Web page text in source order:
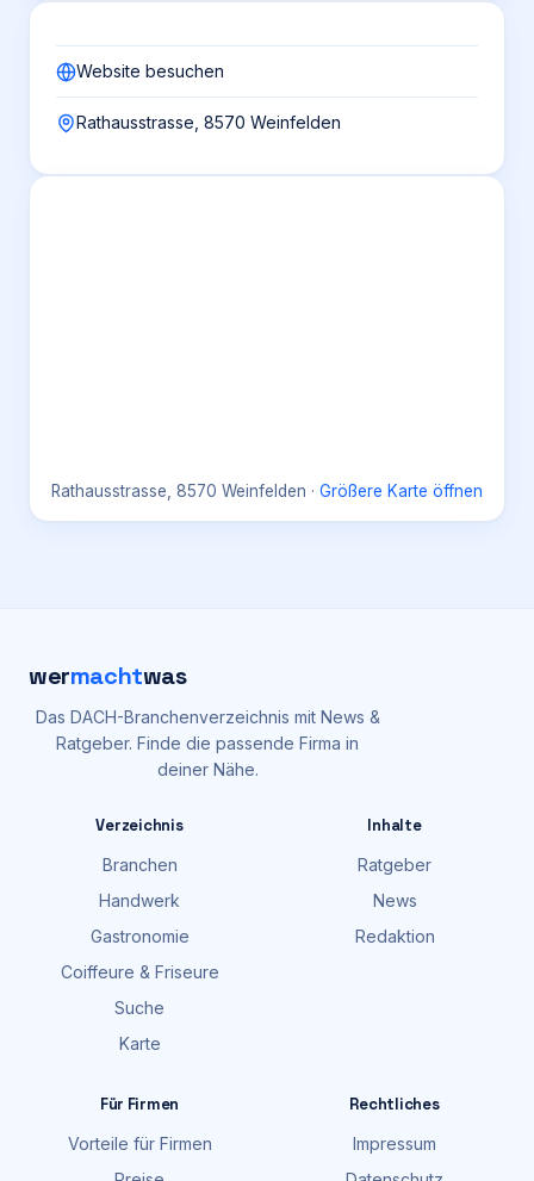
Website besuchen
Rathausstrasse, 8570 Weinfelden
Rathausstrasse, 8570 Weinfelden · Größere Karte öffnen
wermachtwas
Das DACH-Branchenverzeichnis mit News &
Ratgeber. Finde die passende Firma in
deiner Nähe.
Verzeichnis
Branchen
Handwerk
Gastronomie
Coiffeure & Friseure
Suche
Karte
Inhalte
Ratgeber
News
Redaktion
Für Firmen
Vorteile für Firmen
Rechtliches
Impressum